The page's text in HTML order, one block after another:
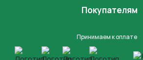
Покупателям
Принимаем к оплате